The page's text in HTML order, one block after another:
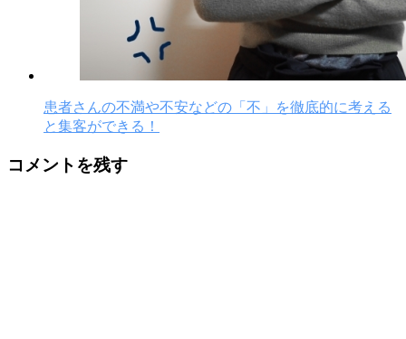
患者さんの不満や不安などの「不」を徹底的に考える
と集客ができる！
コメントを残す